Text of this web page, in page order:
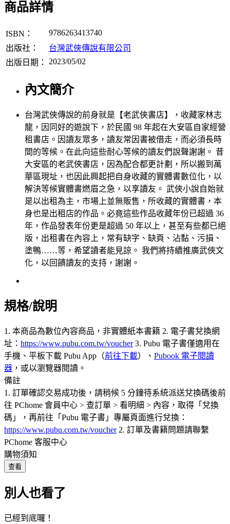
商品詳情
ISBN：
9786263413740
出版社：
台灣武俠傳說有限公司
出版日期：
2023/05/02
內文簡介
台灣武俠傳說的前身就是【老武俠書店】，收藏家林志
龍，因同好的遊說下，於民國 98 年起在大安區自家經營
租書店。因讀友眾多，讀友常因書被借走，而必須長時
間的等候。在此向這些耐心等候的讀友們說聲謝謝。 昔
大安區的老武俠書店，因為配合都更計劃，所以搬到萬
華區現址，也因此興起把自身收藏的實體書數位化，以
解決等候實體書燃眉之急，以享讀友。 武俠小說自始就
是以出租為主，市場上並無販售，所收藏的實體書，本
身也是出租店的作品。必竟這些作品收藏年份已超過 36
年，作品發表年份更是超過 50 年以上，甚至有些都已絕
版，出租書在內容上，常有缺字、缺頁、沾黏、污損、
塗鴨……等，希望讀者能見諒。 我們將持續推廣武俠文
化，以回饋讀友的支持，謝謝。
規格/說明
1. 本商品為數位內容商品，非實體紙本書籍 2. 電子書兌換網
址： https://www.pubu.com.tw/voucher3. Pubu 電子書僅適用在
手機、平板下載 Pubu App（前往下載）、 Pubook 電子閱讀
器 ，或以瀏覽器閱讀。
備註
1. 訂單確認交易成功後，請稍候 5 分鐘待系統派送兌換碼後前
往 PChome 會員中心 > 查訂單 > 看明細 > 內容，取得「兌換
碼」，再前往「Pubu 電子書」專屬頁面進行兌換：
https://www.pubu.com.tw/voucher2. 訂單及書籍問題請聯繫
PChome 客服中心
購物須知
查看
別人也看了
已經到底囉！